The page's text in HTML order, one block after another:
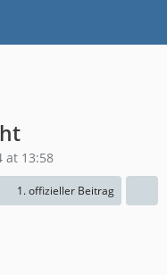
at 13:58
1. offizieller Beitrag